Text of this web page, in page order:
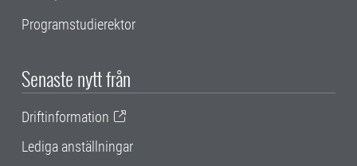
Programstudierektor
Senaste nytt från
Driftinformation
Lediga anställningar